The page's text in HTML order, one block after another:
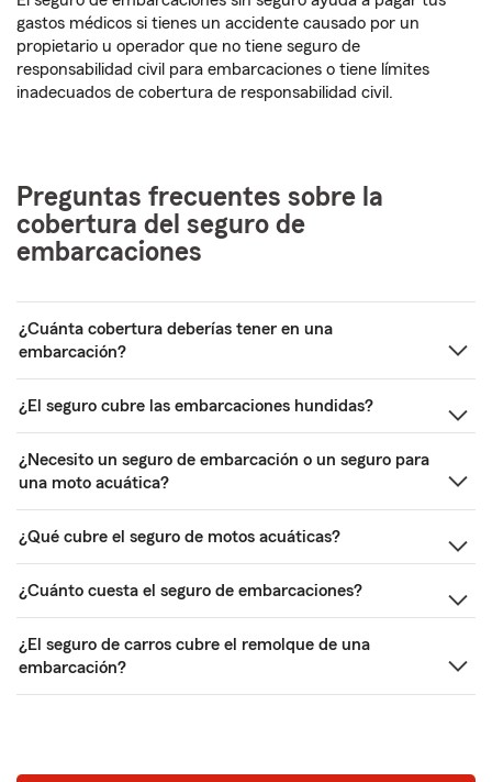
gastos médicos si tienes un accidente causado por un
propietario u operador que no tiene seguro de
responsabilidad civil para embarcaciones o tiene límites
inadecuados de cobertura de responsabilidad civil.
Preguntas frecuentes sobre la
cobertura del seguro de
embarcaciones
¿Cuánta cobertura deberías tener en una
embarcación?
¿El seguro cubre las embarcaciones hundidas?
¿Necesito un seguro de embarcación o un seguro para
una moto acuática?
¿Qué cubre el seguro de motos acuáticas?
¿Cuánto cuesta el seguro de embarcaciones?
¿El seguro de carros cubre el remolque de una
embarcación?